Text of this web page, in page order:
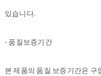
있습니다.
- 품질보증기간
본 제품의 품질 보증기간은